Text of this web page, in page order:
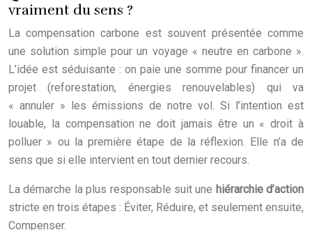
vraiment du sens ?
La compensation carbone est souvent présentée comme
une solution simple pour un voyage « neutre en carbone ».
L’idée est séduisante : on paie une somme pour financer un
projet (reforestation, énergies renouvelables) qui va
« annuler » les émissions de notre vol. Si l’intention est
louable, la compensation ne doit jamais être un « droit à
polluer » ou la première étape de la réflexion. Elle n’a de
sens que si elle intervient en tout dernier recours.
La démarche la plus responsable suit une hiérarchie d’action
stricte en trois étapes : Éviter, Réduire, et seulement ensuite,
Compenser.